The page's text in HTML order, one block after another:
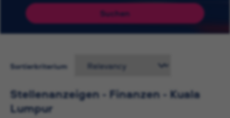
Suchen
Sortierkriterium
Stellenanzeigen - Finanzen - Kuala
Lumpur